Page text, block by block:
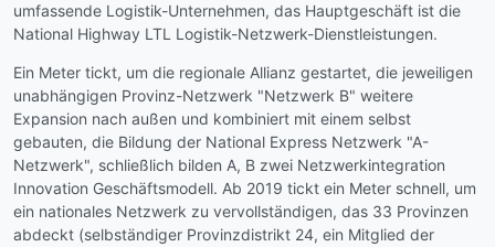
umfassende Logistik-Unternehmen, das Hauptgeschäft ist die
National Highway LTL Logistik-Netzwerk-Dienstleistungen.
Ein Meter tickt, um die regionale Allianz gestartet, die jeweiligen
unabhängigen Provinz-Netzwerk "Netzwerk B" weitere
Expansion nach außen und kombiniert mit einem selbst
gebauten, die Bildung der National Express Netzwerk "A-
Netzwerk", schließlich bilden A, B zwei Netzwerkintegration
Innovation Geschäftsmodell. Ab 2019 tickt ein Meter schnell, um
ein nationales Netzwerk zu vervollständigen, das 33 Provinzen
abdeckt (selbständiger Provinzdistrikt 24, ein Mitglied der